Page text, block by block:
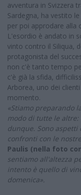
avventura in Svizzera
Sardegna, ha vestito
per poi approdare alla
L'esordio è andato in
vinto contro il Siliqua,
protagonista del
non c'è tanto tempo
c'è già la sfida,
Arborea, uno dei
momento.
«Stiamo preparando
modo di tutte le altre:
dunque. Sono
confronti con le
Paulis (nella foto
sentiamo all'altezza
intento è quello di
domenica».